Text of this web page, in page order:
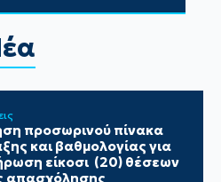
προσωρινού πίνακα
και βαθμολογίας για
είκοσι (20) θέσεων
απασχόλησης